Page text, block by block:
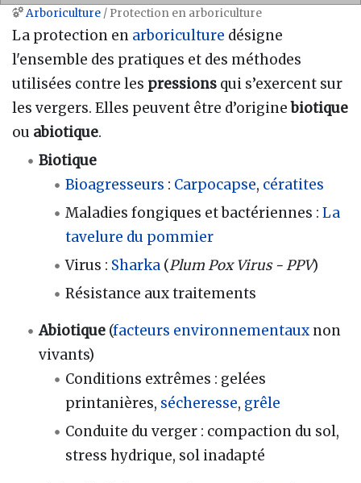
Aller à :navigation,rechercher
Arboriculture / Protection en arboriculture
La protection en arboriculture désigne
l'ensemble des pratiques et des méthodes
utilisées contre les pressions qui s’exercent sur
les vergers. Elles peuvent être d’originebiotique
ou abiotique.
Biotique
Bioagresseurs : Carpocapse, cératites
Maladies fongiques et bactériennes :La
tavelure du pommier
Virus : Sharka (Plum Pox Virus - PPV)
Résistance aux traitements
Abiotique (facteurs environnementaux non
vivants)
Conditions extrêmes : gelées
printanières, sécheresse, grêle
Conduite du verger : compaction du sol,
stress hydrique, sol inadapté